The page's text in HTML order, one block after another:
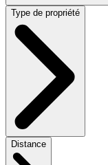
Type de propriété
Distance